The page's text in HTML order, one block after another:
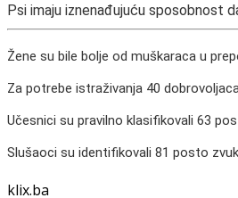
Psi imaju iznenađujuću sposobnost
Žene su bile bolje od muškaraca u
Za potrebe istraživanja 40
Učesnici su pravilno klasifikovali 63
Slušaoci su identifikovali 81 posto
klix.ba